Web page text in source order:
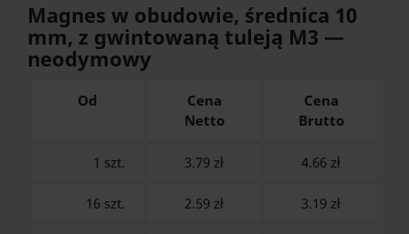
Magnes w obudowie, średnica 10
mm, z gwintowaną tuleją M3 —
neodymowy
Od
Cena
Netto
Cena
Brutto
1 szt. 3.79 zł 4.66 zł
16 szt. 2.59 zł 3.19 zł